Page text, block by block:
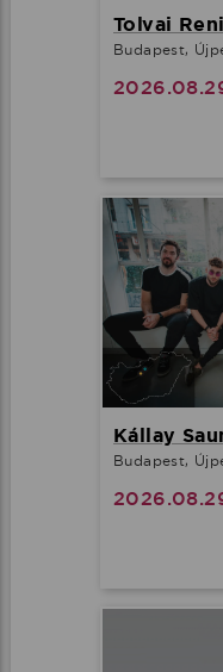
Tolvai
Budapest,
Kállay
Budapest,